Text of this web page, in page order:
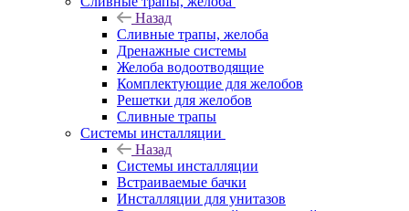
Назад
Сливные трапы, желоба
Дренажные системы
Желоба водоотводящие
Комплектующие для желобов
Решетки для желобов
Сливные трапы
Системы инсталляции
Назад
Системы инсталляции
Встраиваемые бачки
Инсталляции для унитазов